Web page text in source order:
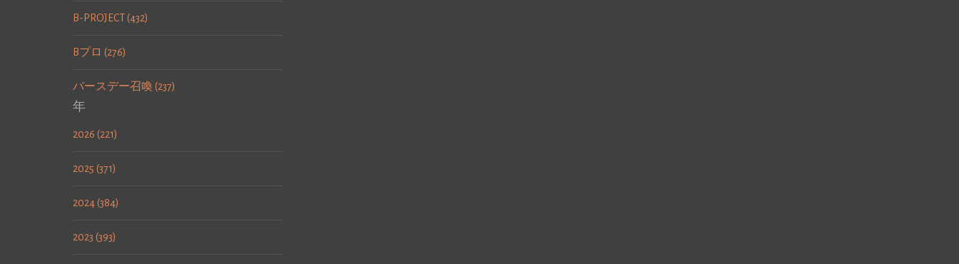
B-PROJECT (432)
Bプロ (276)
バースデー召喚 (237)
年
2026 (221)
2025 (371)
2024 (384)
2023 (393)